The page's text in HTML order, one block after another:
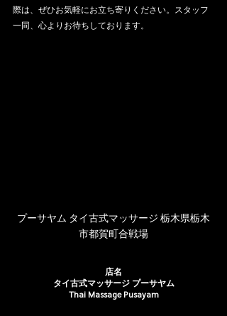
際は、ぜひお気軽にお立ち寄りください。スタッフ
一同、心よりお待ちしております。
プーサヤム タイ古式マッサージ 栃木県栃木
市都賀町合戦場
店名
タイ古式マッサージ プーサヤム
Thai Massage Pusayam